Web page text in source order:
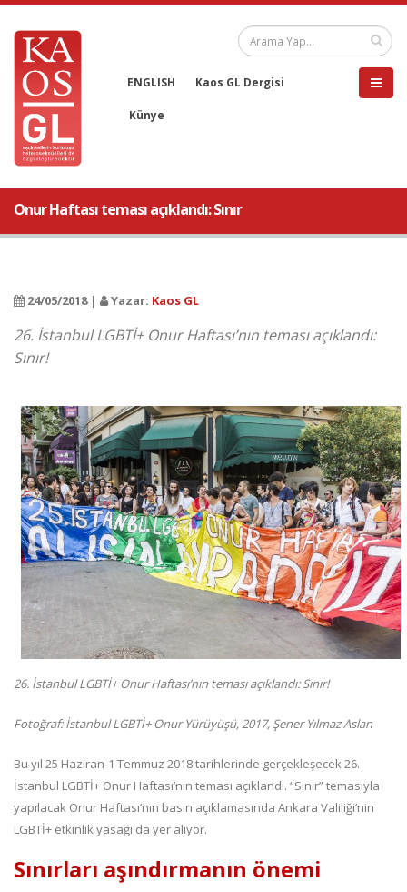
ENGLISH Kaos GL Dergisi
Künye
Onur Haftası teması açıklandı: Sınır
24/05/2018 | Yazar: Kaos GL
26. İstanbul LGBTİ+ Onur Haftası’nın teması açıklandı:
Sınır!
26. İstanbul LGBTİ+ Onur Haftası’nın teması açıklandı: Sınır!
Fotoğraf: İstanbul LGBTİ+ Onur Yürüyüşü, 2017, Şener Yılmaz Aslan
Bu yıl 25 Haziran-1 Temmuz 2018 tarihlerinde gerçekleşecek 26.
İstanbul LGBTİ+ Onur Haftası’nın teması açıklandı. “Sınır” temasıyla
yapılacak Onur Haftası’nın basın açıklamasında Ankara Valiliği’nin
LGBTİ+ etkinlik yasağı da yer alıyor.
Sınırları aşındırmanın önemi